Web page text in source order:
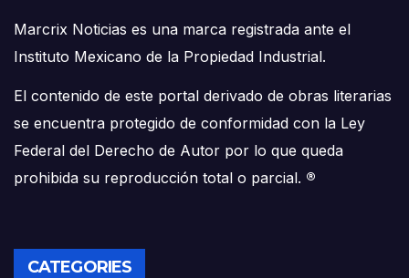
Marcrix Noticias es una marca registrada ante el
Instituto Mexicano de la Propiedad Industrial.
El contenido de este portal derivado de obras literarias
se encuentra protegido de conformidad con la Ley
Federal del Derecho de Autor por lo que queda
prohibida su reproducción total o parcial. ®
CATEGORIES